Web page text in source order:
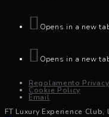
Opens in a new
Opens in a new
Regolamento Privacy
Cookie Policy
Email
FT Luxury Experience